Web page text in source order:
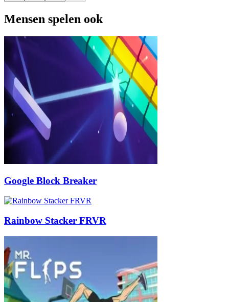
Mensen spelen ook
Google Block Breaker
Rainbow Stacker FRVR